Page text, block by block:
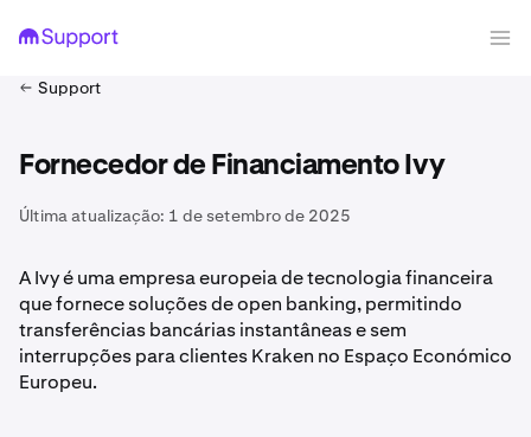
Support
Fornecedor de Financiamento Ivy
Última atualização: 1 de setembro de 2025
A Ivy é uma empresa europeia de tecnologia financeira
que fornece soluções de open banking, permitindo
transferências bancárias instantâneas e sem
interrupções para clientes Kraken no Espaço Económico
Europeu.